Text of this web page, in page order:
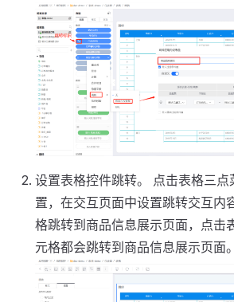
设置表格控件跳转。 点击表格三点
置，在交互页面中设置跳转交互内
格跳转到商品信息展示页面，点击
元格都会跳转到商品信息展示页面。